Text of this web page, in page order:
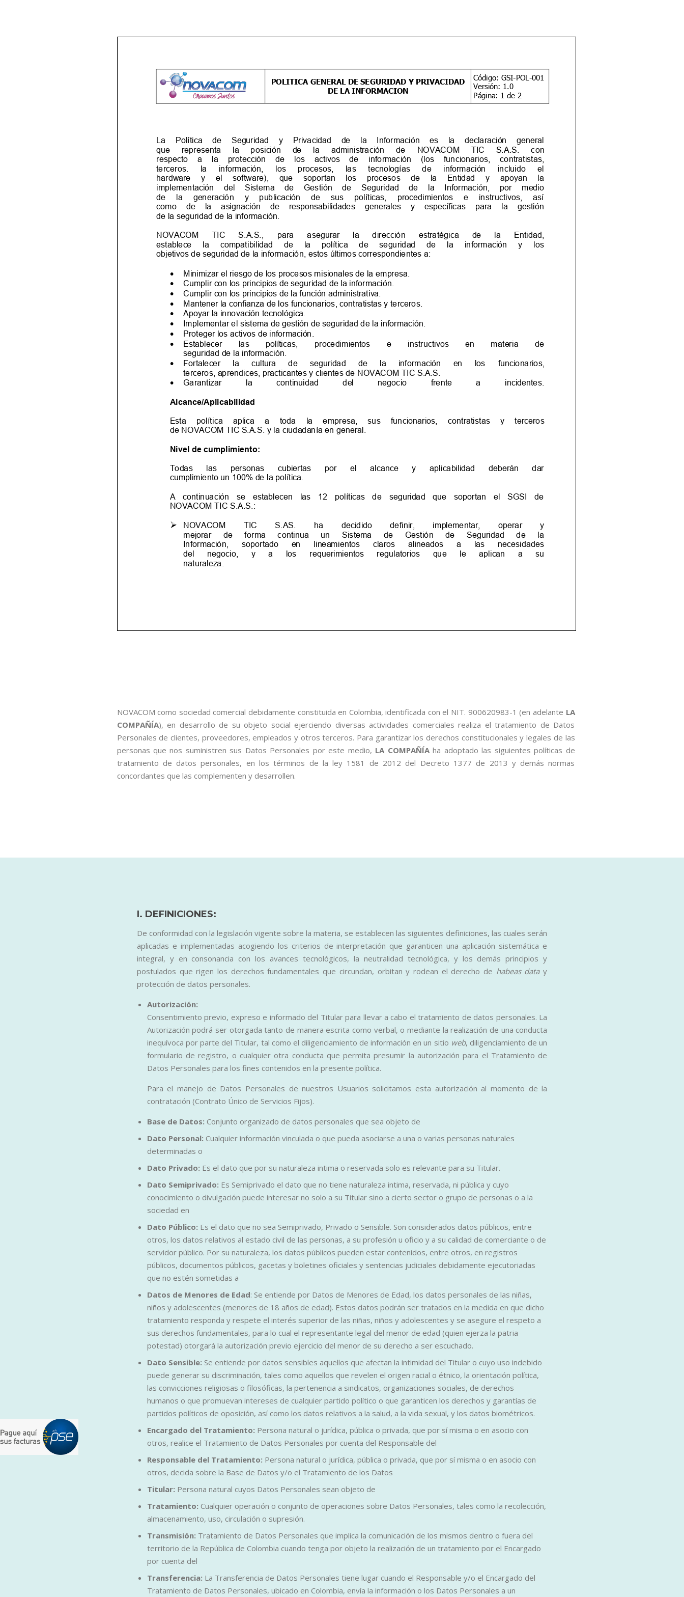
NOVACOM como sociedad comercial debidamente constituida en Colombia, identificada con el NIT. 900620983-1 (en adelante LA
COMPAÑÍA), en desarrollo de su objeto social ejerciendo diversas actividades comerciales realiza el tratamiento de Datos
Personales de clientes, proveedores, empleados y otros terceros. Para garantizar los derechos constitucionales y legales de las
personas que nos suministren sus Datos Personales por este medio, LA COMPAÑÍAha adoptado las siguientes políticas de
tratamiento de datos personales, en los términos de la ley 1581 de 2012 del Decreto 1377 de 2013 y demás normas
concordantes que las complementen y desarrollen.
I. DEFINICIONES:
De conformidad con la legislación vigente sobre la materia, se establecen las siguientes definiciones, las cuales serán
aplicadas e implementadas acogiendo los criterios de interpretación que garanticen una aplicación sistemática e
integral, y en consonancia con los avances tecnológicos, la neutralidad tecnológica, y los demás principios y
postulados que rigen los derechos fundamentales que circundan, orbitan y rodean el derecho de habeas datay
protección de datos personales.
Autorización:
Consentimiento previo, expreso e informado del Titular para llevar a cabo el tratamiento de datos personales. La
Autorización podrá ser otorgada tanto de manera escrita como verbal, o mediante la realización de una conducta
inequívoca por parte del Titular, tal como el diligenciamiento de información en un sitio web, diligenciamiento de un
formulario de registro, o cualquier otra conducta que permita presumir la autorización para el Tratamiento de
Datos Personales para los fines contenidos en la presente política.
Para el manejo de Datos Personales de nuestros Usuarios solicitamos esta autorización al momento de la
contratación (Contrato Único de Servicios Fijos).
Base de Datos: Conjunto organizado de datos personales que sea objeto de
Dato Personal: Cualquier información vinculada o que pueda asociarse a una o varias personas naturales
determinadas o
Dato Privado: Es el dato que por su naturaleza intima o reservada solo es relevante para su Titular.
Dato Semiprivado: Es Semiprivado el dato que no tiene naturaleza intima, reservada, ni pública y cuyo
conocimiento o divulgación puede interesar no solo a su Titular sino a cierto sector o grupo de personas o a la
sociedad en
Dato Público: Es el dato que no sea Semiprivado, Privado o Sensible. Son considerados datos públicos, entre
otros, los datos relativos al estado civil de las personas, a su profesión u oficio y a su calidad de comerciante o de
servidor público. Por su naturaleza, los datos públicos pueden estar contenidos, entre otros, en registros
públicos, documentos públicos, gacetas y boletines oficiales y sentencias judiciales debidamente ejecutoriadas
que no estén sometidas a
Datos de Menores de Edad: Se entiende por Datos de Menores de Edad, los datos personales de las niñas,
niños y adolescentes (menores de 18 años de edad). Estos datos podrán ser tratados en la medida en que dicho
tratamiento responda y respete el interés superior de las niñas, niños y adolescentes y se asegure el respeto a
sus derechos fundamentales, para lo cual el representante legal del menor de edad (quien ejerza la patria
potestad) otorgará la autorización previo ejercicio del menor de su derecho a ser escuchado.
Dato Sensible: Se entiende por datos sensibles aquellos que afectan la intimidad del Titular o cuyo uso indebido
puede generar su discriminación, tales como aquellos que revelen el origen racial o étnico, la orientación política,
las convicciones religiosas o filosóficas, la pertenencia a sindicatos, organizaciones sociales, de derechos
humanos o que promuevan intereses de cualquier partido político o que garanticen los derechos y garantías de
partidos políticos de oposición, así como los datos relativos a la salud, a la vida sexual, y los datos biométricos.
Encargado del Tratamiento: Persona natural o jurídica, pública o privada, que por sí misma o en asocio con
otros, realice el Tratamiento de Datos Personales por cuenta del Responsable del
Responsable del Tratamiento: Persona natural o jurídica, pública o privada, que por sí misma o en asocio con
otros, decida sobre la Base de Datos y/o el Tratamiento de los Datos
Titular: Persona natural cuyos Datos Personales sean objeto de
Tratamiento: Cualquier operación o conjunto de operaciones sobre Datos Personales, tales como la recolección,
almacenamiento, uso, circulación o supresión.
Transmisión: Tratamiento de Datos Personales que implica la comunicación de los mismos dentro o fuera del
territorio de la República de Colombia cuando tenga por objeto la realización de un tratamiento por el Encargado
por cuenta del
Transferencia: La Transferencia de Datos Personales tiene lugar cuando el Responsable y/o el Encargado del
Tratamiento de Datos Personales, ubicado en Colombia, envía la información o los Datos Personales a un